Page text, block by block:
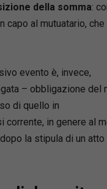
della somma:
al mutuatario, che
evento è, invece,
– obbligazione del
di quello in
in genere al
la stipula di un atto